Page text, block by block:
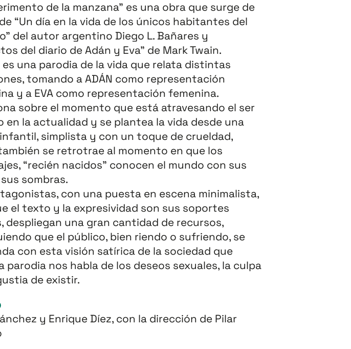
de la manzana” es una obra que surge de
“Un día en la vida de los únicos habitantes del
del autor argentino Diego L. Bañares y
del diario de Adán y Eva” de Mark Twain.
es una parodia de la vida que relata distintas
tomando a ADÁN como representación
y a EVA como representación femenina.
sobre el momento que está atravesando el ser
en la actualidad y se plantea la vida desde una
simplista y con un toque de crueldad,
se retrotrae al momento en que los
“recién nacidos” conocen el mundo con sus
sombras.
con una puesta en escena minimalista,
el texto y la expresividad son sus soportes
despliegan una gran cantidad de recursos,
que el público, bien riendo o sufriendo, se
con esta visión satírica de la sociedad que
parodia nos habla de los deseos sexuales, la culpa
de existir.
y Enrique Díez, con la dirección de Pilar